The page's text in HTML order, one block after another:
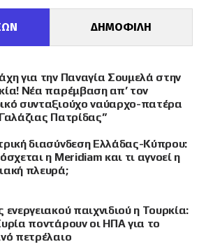
ΔΗΜΟΦΙΛΗ
για την Παναγία Σουμελά στην
Νέα παρέμβαση απ’ τον
συνταξιούχο ναύαρχο-πατέρα
Πατρίδας”
διασύνδεση Ελλάδας-Κύπρου:
η Meridiam και τι αγνοεί η
πλευρά;
ενεργειακού παιχνιδιού η Τουρκία:
ποντάρουν οι ΗΠΑ για το
πετρέλαιο